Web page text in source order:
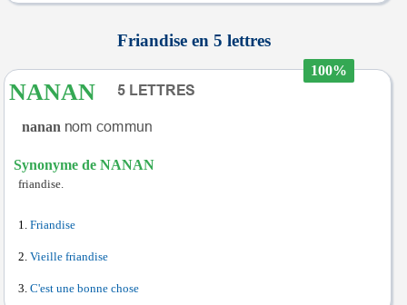
Friandise en 5 lettres
100%
NANAN
nanan
Synonyme de NANAN
friandise.
Friandise
Vieille friandise
C'est une bonne chose